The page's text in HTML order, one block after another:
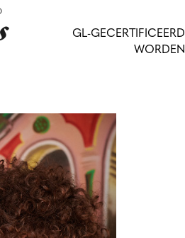
GL-GECERTIFICEERD
WORDEN